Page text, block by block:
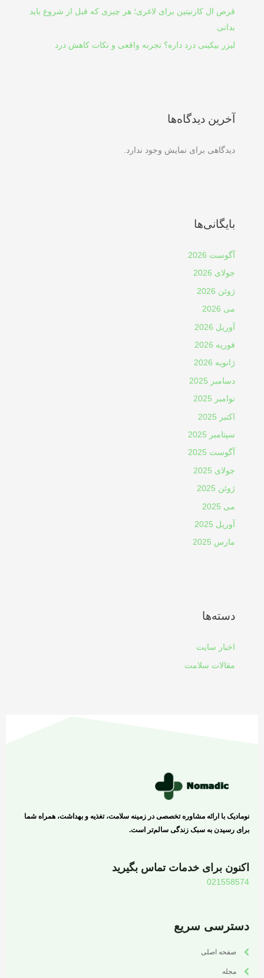
قرص ال کارنیتین برای لاغری؛ هر چیزی که قبل از شروع باید
بدانی
لیزر بیکینی درد داره؟ تجربه واقعی و نکات کاهش درد
آخرین دیدگاه‌ها
دیدگاهی برای نمایش وجود ندارد.
بایگانی‌ها
آگوست 2026
جولای 2026
ژوئن 2026
می 2026
آوریل 2026
فوریه 2026
ژانویه 2026
دسامبر 2025
نوامبر 2025
اکتبر 2025
سپتامبر 2025
آگوست 2025
جولای 2025
ژوئن 2025
می 2025
آوریل 2025
مارس 2025
دسته‌ها
اخبار سایت
مقالات سلامت
نومادیک با ارائه مشاوره تخصصی در زمینه سلامت، تغذیه و بهداشت، همراه شما
برای رسیدن به سبک زندگی سالم‌تر است.
اکنون برای خدمات تماس بگیرید
021558574
دسترسی سریع
صفحه اصلی
مجله